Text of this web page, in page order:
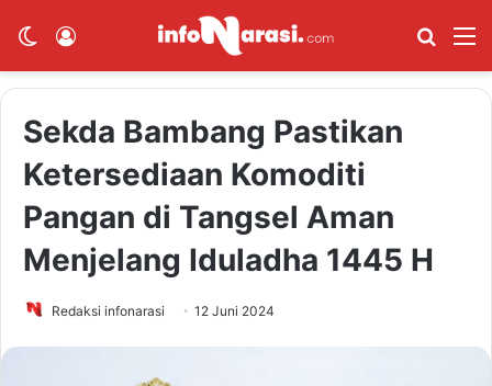
Switch skin Cari
Sekda Bambang Pastikan
Ketersediaan Komoditi
Pangan di Tangsel Aman
Menjelang Iduladha 1445 H
Redaksi infonarasi 12 Juni 2024